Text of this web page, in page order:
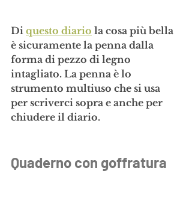
Di questo diario la cosa più bella
è sicuramente la penna dalla
forma di pezzo di legno
intagliato. La penna è lo
strumento multiuso che si usa
per scriverci sopra e anche per
chiudere il diario.
Quaderno con goffratura